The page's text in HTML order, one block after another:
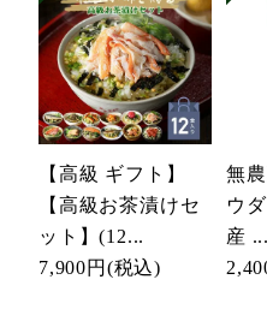
【高級 ギフト】
【高級お茶漬けセ
ット】(12...
7,900円 (税込)
無
ウ
産 ...